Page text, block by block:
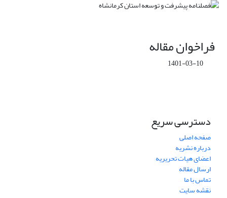
فراخوان مقاله
1401-03-10
دسترسی سریع
صفحه اصلی
درباره نشریه
اعضای هیات تحریریه
ارسال مقاله
تماس با ما
نقشه سایت